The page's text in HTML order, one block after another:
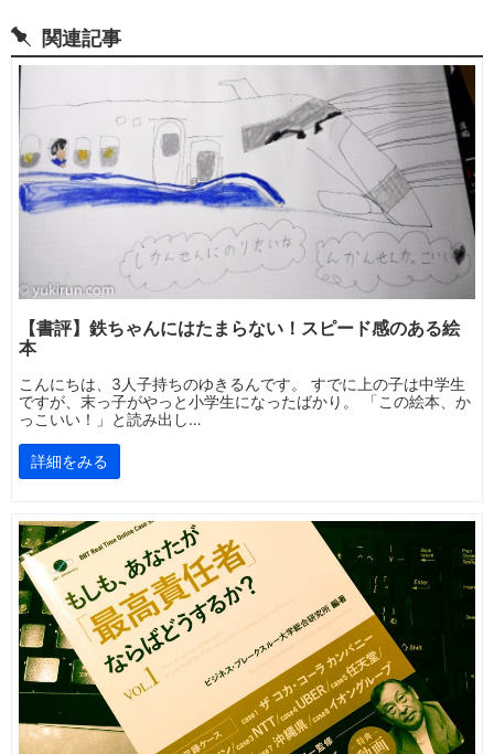
関連記事
【書評】鉄ちゃんにはたまらない！スピード感のある絵
本
こんにちは、3人子持ちのゆきるんです。 すでに上の子は中学生
ですが、末っ子がやっと小学生になったばかり。 「この絵本、か
っこいい！」と読み出し…
詳細をみる